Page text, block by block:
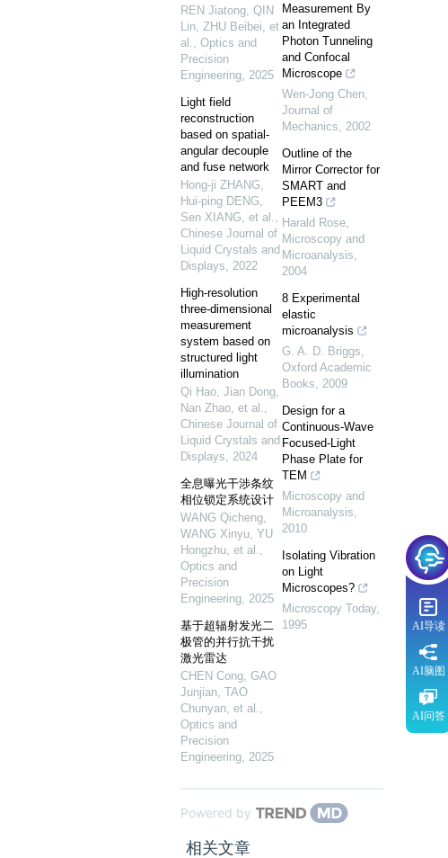
REN Jiatong, QIN
Lin, ZHU Beibei, et
al., Optics and
Precision
Engineering, 2025
Light field
reconstruction
based on spatial-
angular decouple
and fuse network
Hong-ji ZHANG,
Hui-ping DENG,
Sen XIANG, et al.,
Chinese Journal of
Liquid Crystals and
Displays, 2022
High-resolution
three-dimensional
measurement
system based on
structured light
illumination
Qi Hao, Jian Dong,
Nan Zhao, et al.,
Chinese Journal of
Liquid Crystals and
Displays, 2024
全息曝光干涉条纹
相位锁定系统设计
WANG Qicheng,
WANG Xinyu, YU
Hongzhu, et al.,
Optics and
Precision
Engineering, 2025
基于超辐射发光二
极管的并行抗干扰
激光雷达
CHEN Cong, GAO
Junjian, TAO
Chunyan, et al.,
Optics and
Precision
Engineering, 2025
Measurement By
an Integrated
Photon Tunneling
and Confocal
Microscope
Wen-Jong Chen,
Journal of
Mechanics, 2002
Outline of the
Mirror Corrector for
SMART and
PEEM3
Harald Rose,
Microscopy and
Microanalysis,
2004
8 Experimental
elastic
microanalysis
G. A. D. Briggs,
Oxford Academic
Books, 2009
Design for a
Continuous-Wave
Focused-Light
Phase Plate for
TEM
Microscopy and
Microanalysis,
2010
Isolating Vibration
on Light
Microscopes?
Microscopy Today,
1995
Powered by
相关文章
AI导读
AI脑图
AI问答